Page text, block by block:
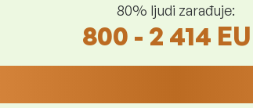
80% ljudi zarađuje:
800 - 2 414